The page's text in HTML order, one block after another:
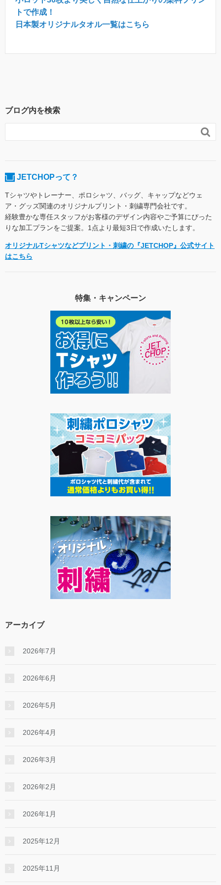
トで作成！
日本製オリジナルタオル一覧はこちら
ブログ内を検索

JETCHOPって？
Tシャツやトレーナー、ポロシャツ、バッグ、キャップなどウェ
ア・グッズ関連のオリジナルプリント・刺繍専門会社です。
経験豊かな専任スタッフがお客様のデザイン内容やご予算にぴった
りな加工プランをご提案。1点より最短3日で作成いたします。
オリジナルTシャツなどプリント・刺繍の『JETCHOP』公式サイト
はこちら
特集・キャンペーン
アーカイブ
2026年7月
2026年6月
2026年5月
2026年4月
2026年3月
2026年2月
2026年1月
2025年12月
2025年11月